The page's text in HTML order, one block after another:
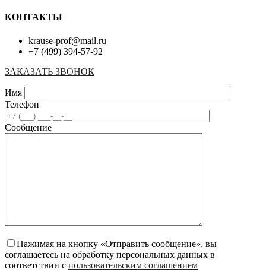
КОНТАКТЫ
krause-prof@mail.ru
+7 (499) 394-57-92
ЗАКАЗАТЬ ЗВОНОК
Имя
Телефон
Сообщение
Нажимая на кнопку «Отправить сообщение», вы
соглашаетесь на обработку персональных данных в
соответствии с пользовательским соглашением